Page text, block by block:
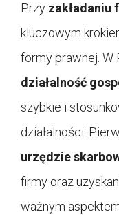
Przy zakładaniu
kluczowym
formy prawnej. W
działalność
szybkie i
działalności.
urzędzie
firmy oraz
ważnym